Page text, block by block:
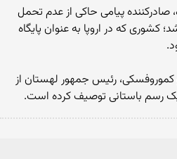
صادرکننده پیامی حاکی از عدم تحمل
کشوری که در اروپا به عنوان پایگاه
کموروفسکی، رئیس جمهور لهستان از
رسم باستانی توصیف کرده است.